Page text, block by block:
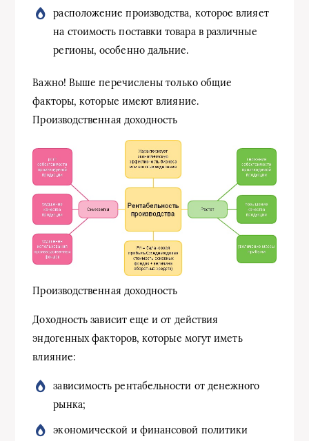
расположение производства, которое влияет
на стоимость поставки товара в различные
регионы, особенно дальние.
Важно! Выше перечислены только общие
факторы, которые имеют влияние.
Производственная доходность
Производственная доходность
Доходность зависит еще и от действия
эндогенных факторов, которые могут иметь
влияние:
зависимость рентабельности от денежного
рынка;
экономической и финансовой политики